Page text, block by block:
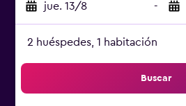
jue. 13/8 -
2 huéspedes, 1 habitación
Buscar